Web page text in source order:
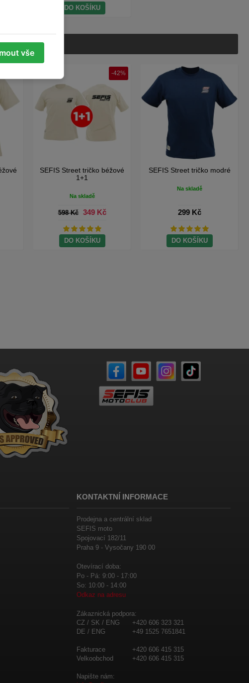
DO KOŠÍKU
-42%
SEFIS Street tričko béžové
1+1
Na skladě
598 Kč 349 Kč
DO KOŠÍKU
SEFIS Street tričko modré
Na skladě
299 Kč
DO KOŠÍKU
KONTAKTNÍ INFORMACE
Prodejna a centrální sklad
SEFIS moto
Spojovací 182/11
Praha 9 - Vysočany 190 00
Otevírací doba:
Po - Pá: 9:00 - 17:00
So: 10:00 - 14:00
Odkaz na adresu
Zákaznická podpora:
CZ / SK / ENG
+420 606 323 321
DE / ENG
+49 1525 7651841
Fakturace
+420 606 415 315
Velkoobchod
+420 606 415 315
Napište nám:
vše